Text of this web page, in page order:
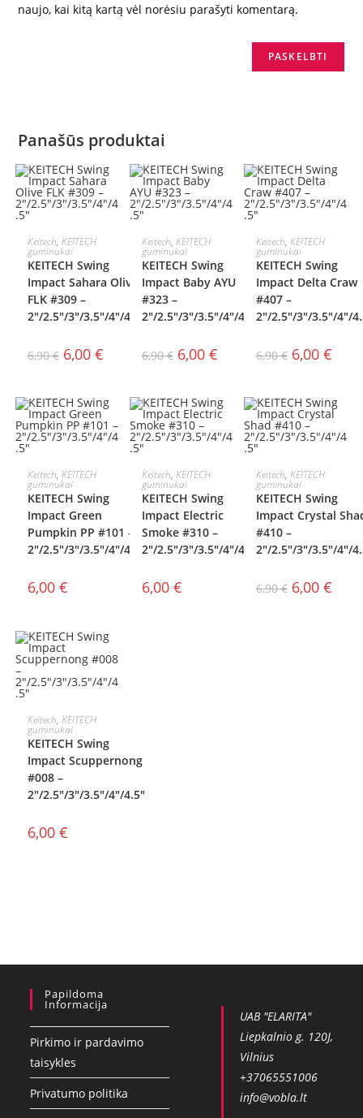
naujo, kai kitą kartą vėl norėsiu parašyti komentarą.
Panašūs produktai
PASIRINKTI
SAVYBES
Keitech, KEITECH
guminukai
KEITECH Swing
Impact Sahara Olive
FLK #309 –
2″/2.5″/3″/3.5″/4″/4.5″
6,90€ 6,00 €
PASIRINKTI
SAVYBES
Keitech, KEITECH
guminukai
KEITECH Swing
Impact Baby AYU
#323 –
2″/2.5″/3″/3.5″/4″/4.5″
6,90€ 6,00 €
PASIRINKTI
SAVYBES
Keitech, KEITECH
guminukai
KEITECH Swing
Impact Delta Craw
#407 –
2″/2.5″/3″/3.5″/4″/
6,90€ 6,00 €
PASIRINKTI
SAVYBES
Keitech, KEITECH
guminukai
KEITECH Swing
Impact Green
Pumpkin PP #101 –
2″/2.5″/3″/3.5″/4″/4.5″
6,00 €
PASIRINKTI
SAVYBES
Keitech, KEITECH
guminukai
KEITECH Swing
Impact Electric
Smoke #310 –
2″/2.5″/3″/3.5″/4″/4.5″
6,00 €
PASIRINKTI
SAVYBES
Keitech, KEITECH
guminukai
KEITECH Swing
Impact Crystal
#410 –
2″/2.5″/3″/3.5″/4″/
6,90€ 6,00 €
PASIRINKTI
SAVYBES
Keitech, KEITECH
guminukai
KEITECH Swing
Impact Scuppernong
#008 –
2″/2.5″/3″/3.5″/4″/4.5″
6,00 €
Papildoma
Informacija
Pirkimo ir pardavimo
taisykles
Privatumo politika
UAB "ELARITA"
Liepkalnio g. 120J,
Vilnius
+37065551006
info@vobla.lt